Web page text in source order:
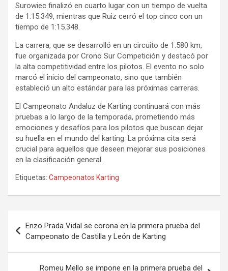
Surowiec finalizó en cuarto lugar con un tiempo de vuelta
de 1:15.349, mientras que Ruiz cerró el top cinco con un
tiempo de 1:15.348.
La carrera, que se desarrolló en un circuito de 1.580 km,
fue organizada por Crono Sur Competición y destacó por
la alta competitividad entre los pilotos. El evento no solo
marcó el inicio del campeonato, sino que también
estableció un alto estándar para las próximas carreras.
El Campeonato Andaluz de Karting continuará con más
pruebas a lo largo de la temporada, prometiendo más
emociones y desafíos para los pilotos que buscan dejar
su huella en el mundo del karting. La próxima cita será
crucial para aquellos que deseen mejorar sus posiciones
en la clasificación general.
Etiquetas: Campeonatos Karting
de
entradas
Enzo Prada Vidal se corona en la primera prueba del
Campeonato de Castilla y León de Karting
Romeu Mello se impone en la primera prueba del